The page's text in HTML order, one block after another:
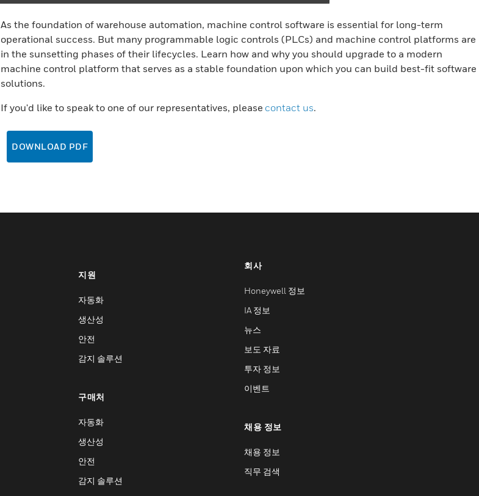
As the foundation of warehouse automation, machine control software is essential for long-term
operational success. But many programmable logic controls (PLCs) and machine control platforms are
in the sunsetting phases of their lifecycles. Learn how and why you should upgrade to a modern
machine control platform that serves as a stable foundation upon which you can build best-fit software
solutions.
If you'd like to speak to one of our representatives, please contact us.
DOWNLOAD PDF
지원
자동화
생산성
안전
감지 솔루션
구매처
자동화
생산성
안전
감지 솔루션
회사
Honeywell 정보
IA 정보
뉴스
보도 자료
투자 정보
이벤트
채용 정보
채용 정보
직무 검색